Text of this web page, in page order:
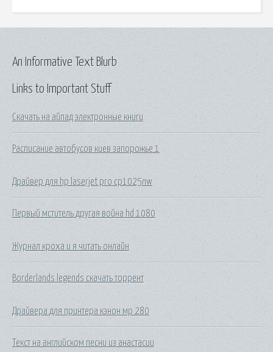
Links to Important Stuff
Скачать на айпад электронные книги
Расписание автобусов киев запорожье 1
Драйвер для hp laserjet pro cp1025nw
Первый мститель другая война hd 1080
Журнал кроха и я читать онлайн
Borderlands legends скачать торрент
Драйвера для принтера кэнон мр 280
Текст на английском песни из анастасии
An Informative Text Blurb